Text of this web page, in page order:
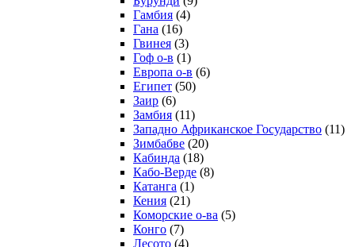
Гамбия (4)
Гана (16)
Гвинея (3)
Гоф о-в (1)
Европа о-в (6)
Египет (50)
Заир (6)
Замбия (11)
Западно Африканское Государство (11)
Зимбабве (20)
Кабинда (18)
Кабо-Верде (8)
Катанга (1)
Кения (21)
Коморcкие о-ва (5)
Конго (7)
Лесото (4)